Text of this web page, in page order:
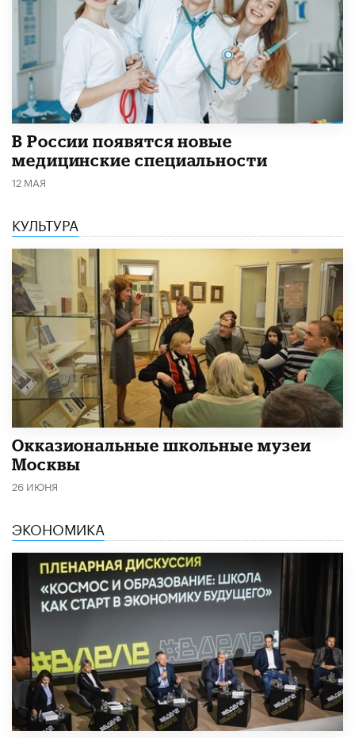
В России появятся новые
медицинские специальности
12 МАЯ
КУЛЬТУРА
​Окказиональные школьные музеи
Москвы
26 ИЮНЯ
ЭКОНОМИКА